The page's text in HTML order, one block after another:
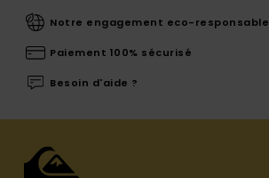
Notre engagement eco-responsable
Paiement 100% sécurisé
Besoin d'aide ?